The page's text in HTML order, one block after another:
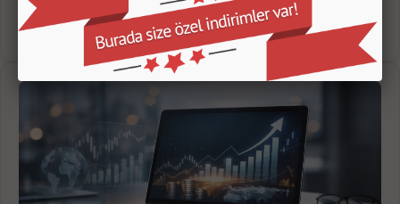
ses seviyesi, dayanıklılık ve bütçenize göre doğru modeli
hızlıca seçin ve satın alın.
22 Temmuz 2026